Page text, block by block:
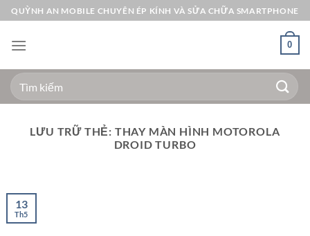
Bỏ
qua
nội
QUỲNH AN MOBILE CHUYÊN ÉP KÍNH VÀ SỬA CHỮA SMARTPHONE
0
Tìm
kiếm:
LƯU TRỮ THẺ: THAY MÀN HÌNH MOTOROLA
DROID TURBO
13
Th5